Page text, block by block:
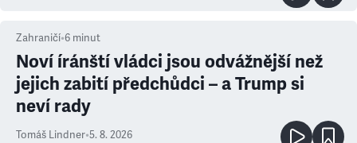
Zahraničí•6 minut
Noví íránští vládci jsou odvážnější než
jejich zabití předchůdci – a Trump si
neví rady
Tomáš Lindner•5. 8. 2026